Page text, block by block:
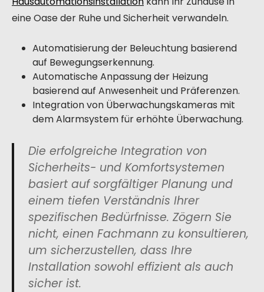
eine Oase der Ruhe und Sicherheit verwandeln.
Automatisierung der Beleuchtung basierend
auf Bewegungserkennung.
Automatische Anpassung der Heizung
basierend auf Anwesenheit und Präferenzen.
Integration von Überwachungskameras mit
dem Alarmsystem für erhöhte Überwachung.
Die erfolgreiche Integration von
Sicherheits- und Komfortsystemen
basiert auf sorgfältiger Planung und
einem tiefen Verständnis Ihrer
spezifischen Bedürfnisse. Zögern Sie
nicht, einen Fachmann zu konsultieren,
um sicherzustellen, dass Ihre
Installation sowohl effizient als auch
sicher ist.